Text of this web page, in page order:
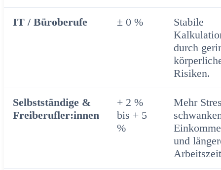
IT / Büroberufe ± 0 %
Stabile
durch
Risiken.
Selbstständige &
Freiberufler:innen
+ 2 %
bis + 5
%
Mehr
und